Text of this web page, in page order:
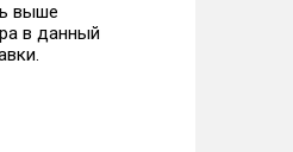
выше
в данный